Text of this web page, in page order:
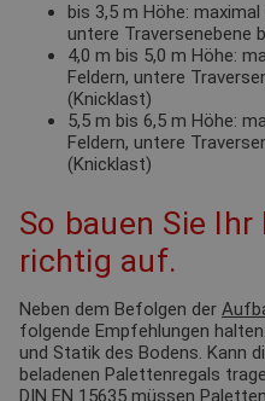
bis 3,5 m Höhe:
untere Traversenebene
4,0 m bis 5,0 m Höhe:
Feldern, untere
(Knicklast)
5,5 m bis 6,5 m Höhe:
Feldern, untere
(Knicklast)
So bauen Sie
richtig auf.
Neben dem Befolgen der
folgende Empfehlungen
und Statik des Bodens. Kann
beladenen Palettenregals
DIN EN 15635 müssen